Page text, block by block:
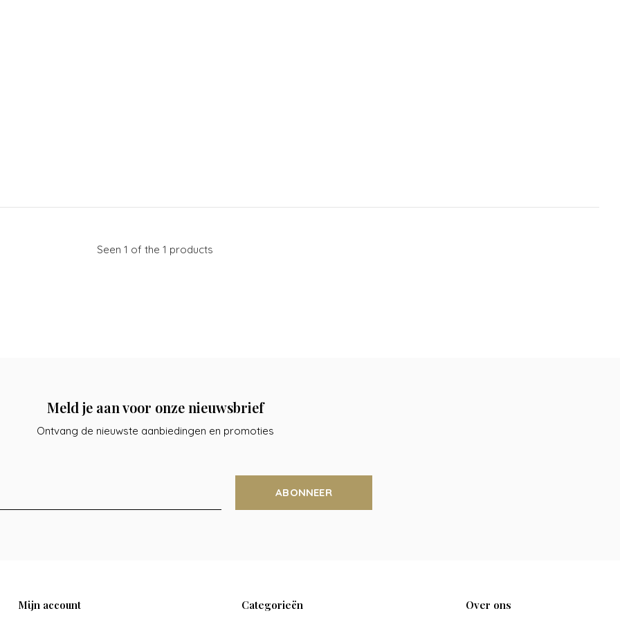
Seen 1 of the 1 products
Meld je aan voor onze nieuwsbrief
Ontvang de nieuwste aanbiedingen en promoties
ABONNEER
Mijn account Categorieën Over ons